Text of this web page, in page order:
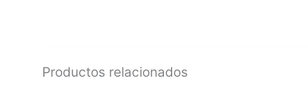
Productos relacionados